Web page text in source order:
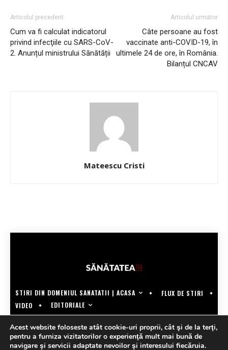
Articolul precedent
Cum va fi calculat indicatorul
privind infecţiile cu SARS-CoV-
2. Anunțul ministrului Sănătății
Articolul următor
Câte persoane au fost
vaccinate anti-COVID-19, în
ultimele 24 de ore, în România.
Bilanțul CNCAV
Mateescu Cristi
STIRI DIN DOMENIUL SANATATII | ACASA
FLUX DE STIRI
VIDEO
EDITORIALE
Acest website foloseste atât cookie-uri proprii, cât şi de la terţi,
pentru a furniza vizitatorilor o experienţă mult mai bună de
navigare şi servicii adaptate nevoilor şi interesului fiecăruia.